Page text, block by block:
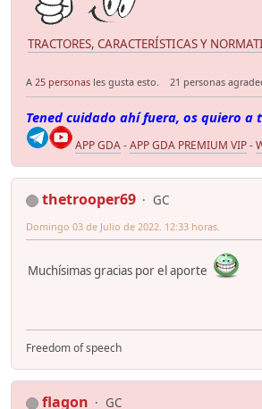
TRACTORES, CARACTERÍSTICAS Y
A 25 personas les gusta esto. 21 personas
Tened cuidado ahí fuera, os quiero a
APP GDA-APP GDA PREMIUM VIP-
thetrooper69
GC
Domingo 03 de Julio de 2022. 12:33 horas.
Muchísimas gracias por el aporte
Freedom of speech
flagon
GC